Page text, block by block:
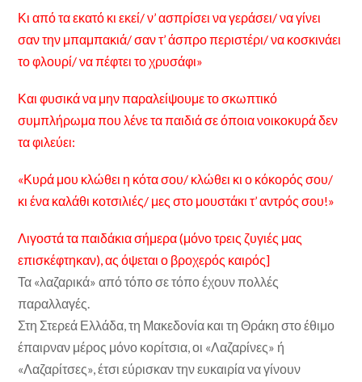
Κι από τα εκατό κι εκεί/ ν’ ασπρίσει να γεράσει/ να γίνει
σαν την μπαμπακιά/ σαν τ’ άσπρο περιστέρι/ να κοσκινάει
το φλουρί/ να πέφτει το χρυσάφι»
Και φυσικά να μην παραλείψουμε το σκωπτικό
συμπλήρωμα που λένε τα παιδιά σε όποια νοικοκυρά δεν
τα φιλεύει:
«Κυρά μου κλώθει η κότα σου/ κλώθει κι ο κόκορός σου/
κι ένα καλάθι κοτσιλιές/ μες στο μουστάκι τ’ αντρός σου!»
Λιγοστά τα παιδάκια σήμερα (μόνο τρεις ζυγιές μας
επισκέφτηκαν), ας όψεται ο βροχερός καιρός]
Τα «λαζαρικά» από τόπο σε τόπο έχουν πολλές
παραλλαγές.
Στη Στερεά Ελλάδα, τη Μακεδονία και τη Θράκη στο έθιμο
έπαιρναν μέρος μόνο κορίτσια, οι «Λαζαρίνες» ή
«Λαζαρίτσες», έτσι εύρισκαν την ευκαιρία να γίνουν